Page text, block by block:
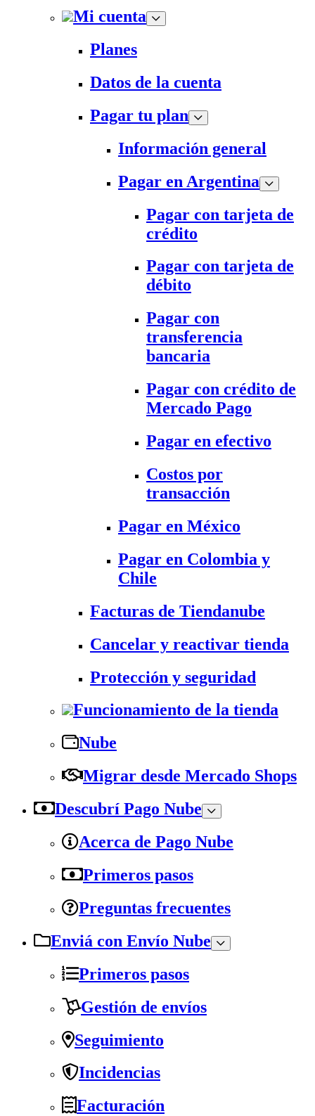
Mi cuenta
Planes
Datos de la cuenta
Pagar tu plan
Información general
Pagar en Argentina
Pagar con tarjeta de
crédito
Pagar con tarjeta de
débito
Pagar con
transferencia
bancaria
Pagar con crédito de
Mercado Pago
Pagar en efectivo
Costos por
transacción
Pagar en México
Pagar en Colombia y
Chile
Facturas de Tiendanube
Cancelar y reactivar tienda
Protección y seguridad
Funcionamiento de la tienda
Nube
Migrar desde Mercado Shops
Descubrí Pago Nube
Acerca de Pago Nube
Primeros pasos
Preguntas frecuentes
Enviá con Envío Nube
Primeros pasos
Gestión de envíos
Seguimiento
Incidencias
Facturación